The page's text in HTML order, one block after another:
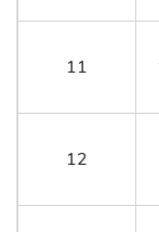
11
12